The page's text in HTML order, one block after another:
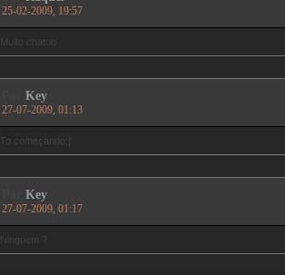
25-02-2009, 19:57
Muito chatoo
Key
27-07-2009, 01:13
To começando;]
Key
27-07-2009, 01:17
Ninguem ?